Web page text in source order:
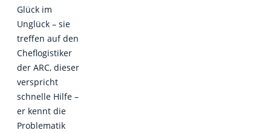
Glück im
Unglück – sie
treffen auf den
Cheflogistiker
der ARC, dieser
verspricht
schnelle Hilfe –
er kennt die
Problematik